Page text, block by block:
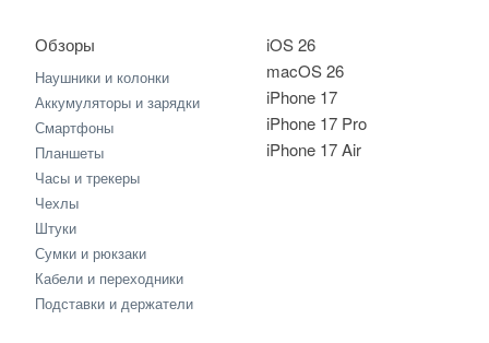
iOS 26
macOS 26
iPhone 17
iPhone 17 Pro
iPhone 17 Air
Обзоры
Наушники и колонки
Аккумуляторы и зарядки
Смартфоны
Планшеты
Часы и трекеры
Чехлы
Штуки
Сумки и рюкзаки
Кабели и переходники
Подставки и держатели